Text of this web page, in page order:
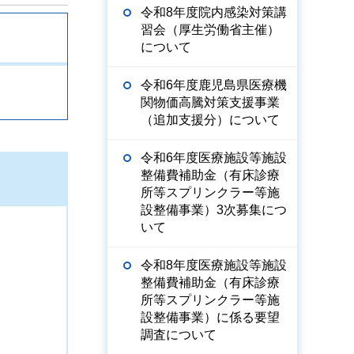
令和8年度院内感染対策講
習会（厚生労働省主催）
について
令和6年度鹿児島県医療機
関物価高騰対策支援事業
（追加支援分）について
令和6年度医療施設等施設
整備費補助金（有床診療
所等スプリンクラー等施
設整備事業）3次募集につ
いて
令和8年度医療施設等施設
整備費補助金（有床診療
所等スプリンクラー等施
設整備事業）に係る要望
調査について